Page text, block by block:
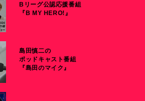
Bリーグ公認応援番組
『B MY HERO!』
島田慎二の
ポッドキャスト番組
『島田のマイク』